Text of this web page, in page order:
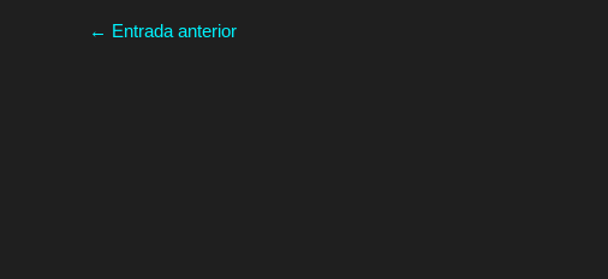
← Entrada anterior